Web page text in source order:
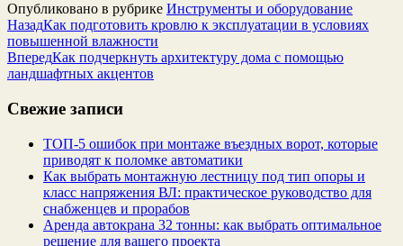
Опубликовано в рубрике Инструменты и оборудование
НазадКак подготовить кровлю к эксплуатации в условиях
повышенной влажности
ВпередКак подчеркнуть архитектуру дома с помощью
ландшафтных акцентов
Свежие записи
ТОП-5 ошибок при монтаже въездных ворот, которые
приводят к поломке автоматики
Как выбрать монтажную лестницу под тип опоры и
класс напряжения ВЛ: практическое руководство для
снабженцев и прорабов
Аренда автокрана 32 тонны: как выбрать оптимальное
решение для вашего проекта